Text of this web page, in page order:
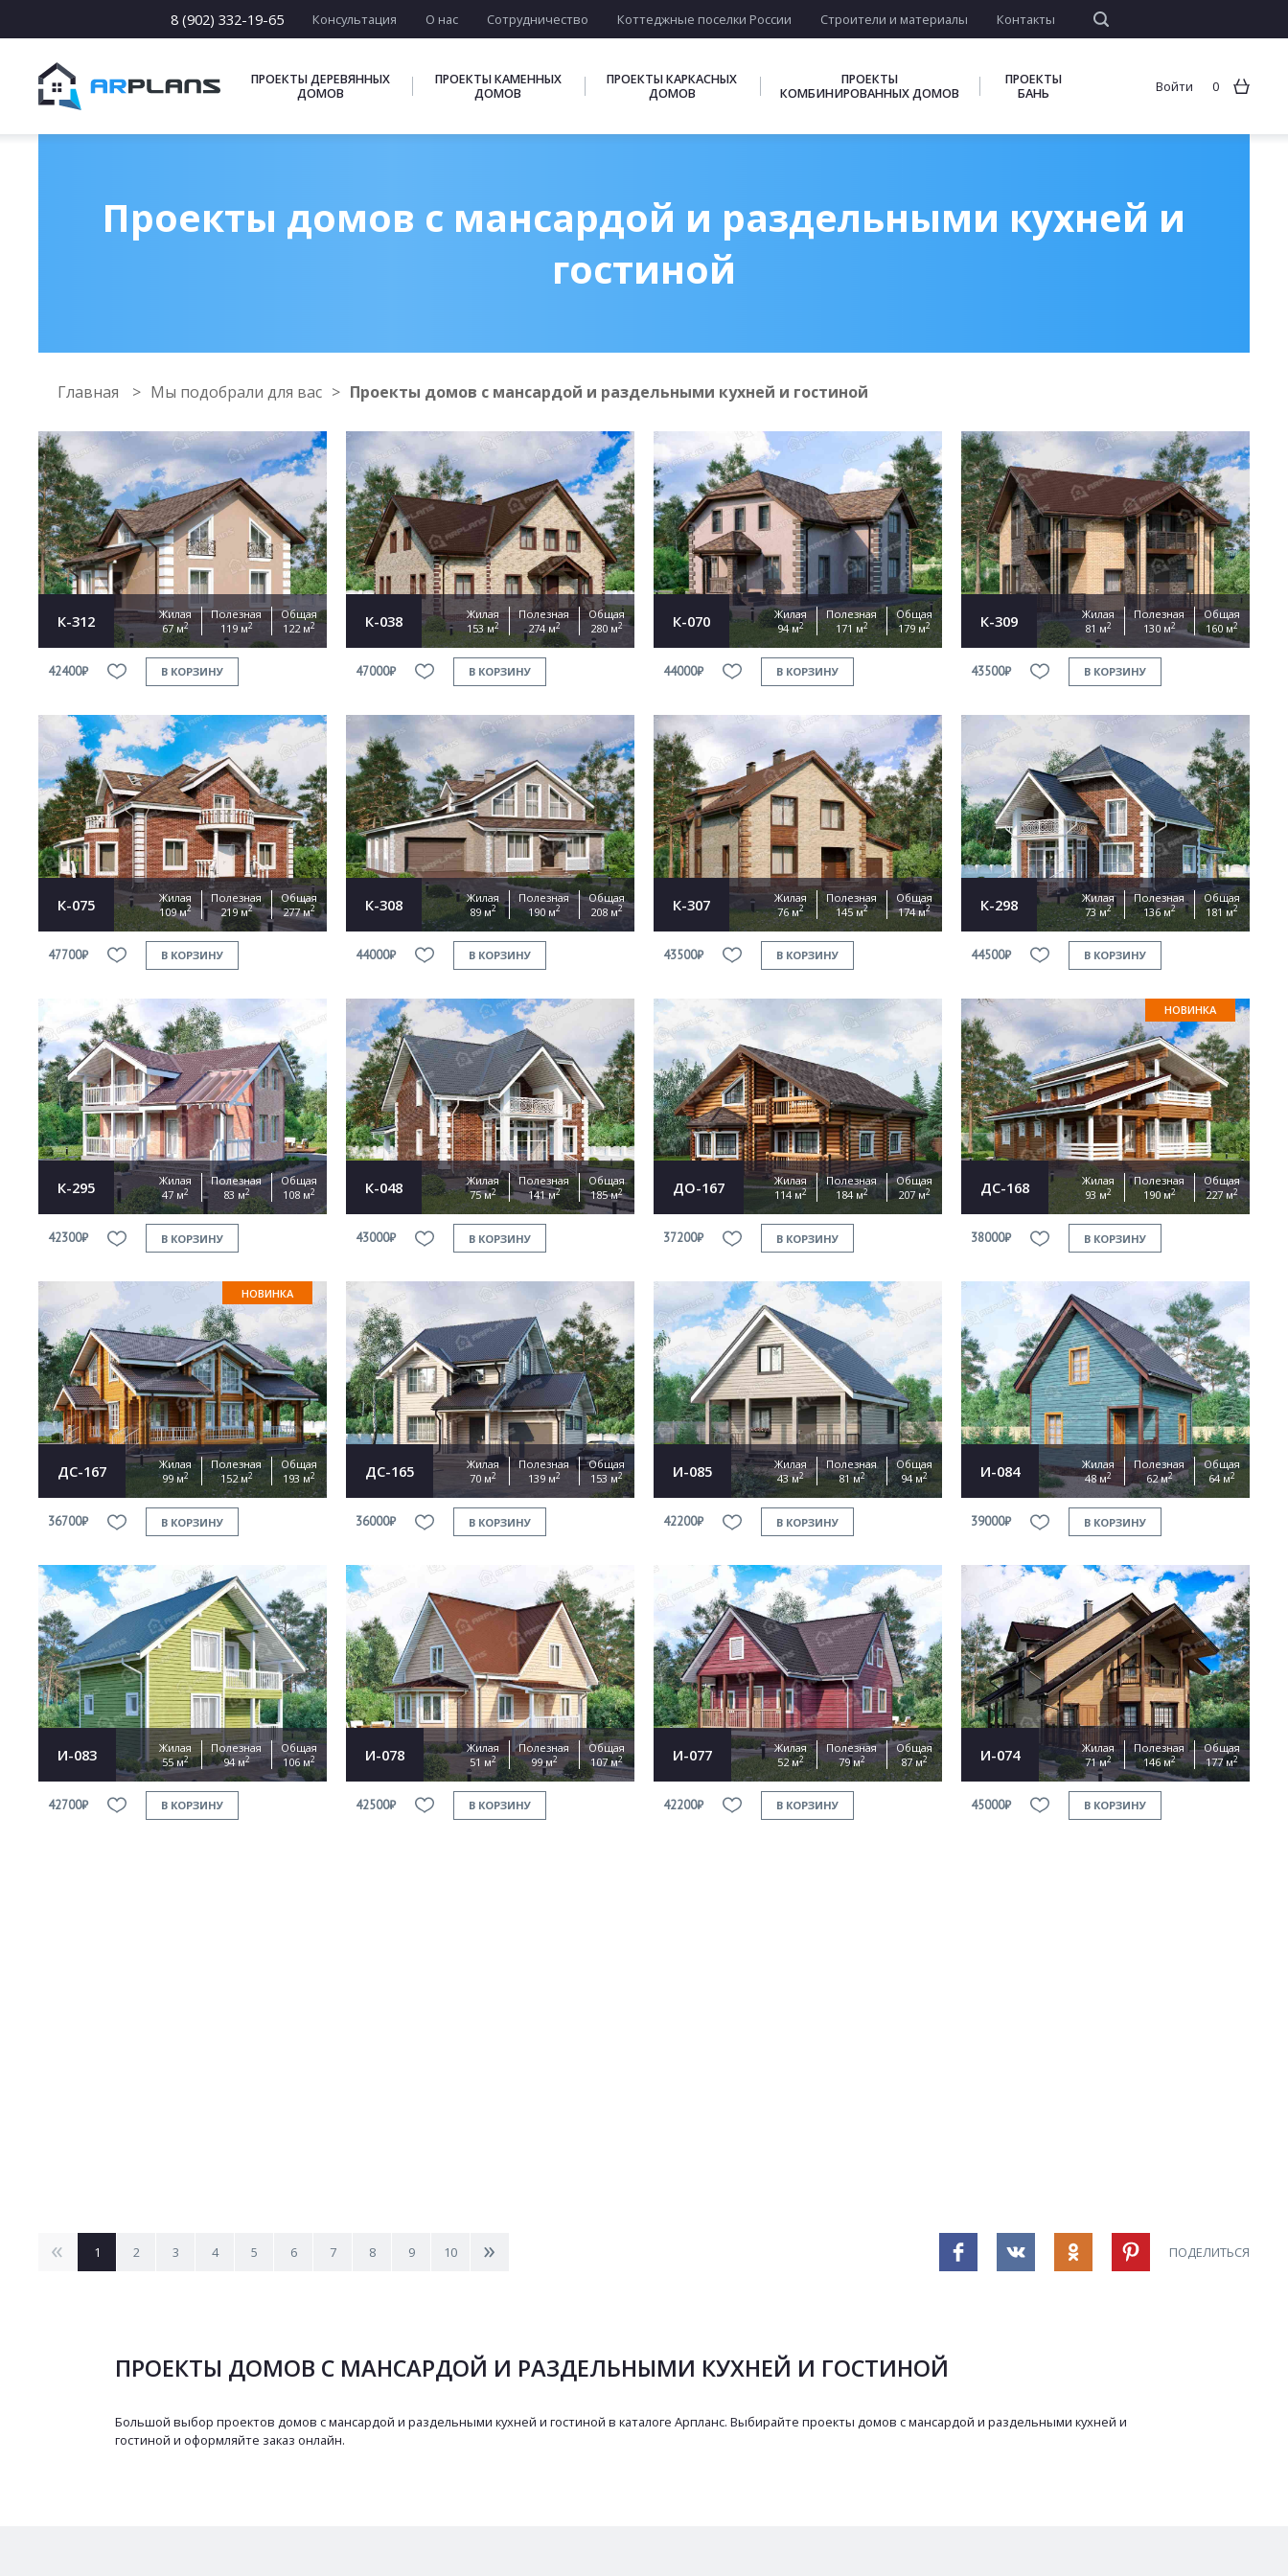
8 (902) 332-19-65 Консультация О нас Сотрудничество Коттеджные поселки России Строители и материалы Контакты
ПРОЕКТЫ ДЕРЕВЯННЫХ
ДОМОВ
ПРОЕКТЫ КАМЕННЫХ
ДОМОВ
ПРОЕКТЫ КАРКАСНЫХ
ДОМОВ
ПРОЕКТЫ
КОМБИНИРОВАННЫХ ДОМОВ
ПРОЕКТЫ
БАНЬ
Войти 0
Проекты домов с мансардой и раздельными кухней и
гостиной
Главная Мы подобрали для вас Проекты домов с мансардой и раздельными кухней и гостиной
К-312
Жилая
67 м2
Полезная
119 м2
Общая
122 м2
42400₽ В КОРЗИНУ
К-038
Жилая
153 м2
Полезная
274 м2
Общая
280 м2
47000₽ В КОРЗИНУ
К-070
Жилая
94 м2
Полезная
171 м2
Общая
179 м2
44000₽ В КОРЗИНУ
К-309
Жилая
81 м2
Полезная
130 м2
Общая
160 м2
43500₽ В КОРЗИНУ
К-075
Жилая
109 м2
Полезная
219 м2
Общая
277 м2
47700₽ В КОРЗИНУ
К-308
Жилая
89 м2
Полезная
190 м2
Общая
208 м2
44000₽ В КОРЗИНУ
К-307
Жилая
76 м2
Полезная
145 м2
Общая
174 м2
43500₽ В КОРЗИНУ
К-298
Жилая
73 м2
Полезная
136 м2
Общая
181 м2
44500₽ В КОРЗИНУ
К-295
Жилая
47 м2
Полезная
83 м2
Общая
108 м2
42300₽ В КОРЗИНУ
К-048
Жилая
75 м2
Полезная
141 м2
Общая
185 м2
43000₽ В КОРЗИНУ
ДО-167
Жилая
114 м2
Полезная
184 м2
Общая
207 м2
37200₽ В КОРЗИНУ
НОВИНКА
ДС-168
Жилая
93 м2
Полезная
190 м2
Общая
227 м2
38000₽ В КОРЗИНУ
НОВИНКА
ДС-167
Жилая
99 м2
Полезная
152 м2
Общая
193 м2
36700₽ В КОРЗИНУ
ДС-165
Жилая
70 м2
Полезная
139 м2
Общая
153 м2
36000₽ В КОРЗИНУ
И-085
Жилая
43 м2
Полезная
81 м2
Общая
94 м2
42200₽ В КОРЗИНУ
И-084
Жилая
48 м2
Полезная
62 м2
Общая
64 м2
39000₽ В КОРЗИНУ
И-083
Жилая
55 м2
Полезная
94 м2
Общая
106 м2
42700₽ В КОРЗИНУ
И-078
Жилая
51 м2
Полезная
99 м2
Общая
107 м2
42500₽ В КОРЗИНУ
И-077
Жилая
52 м2
Полезная
79 м2
Общая
87 м2
42200₽ В КОРЗИНУ
И-074
Жилая
71 м2
Полезная
146 м2
Общая
177 м2
45000₽ В КОРЗИНУ
< 1 2 3 4 5 6 7 8 9 10 > ПОДЕЛИТЬСЯ
ПРОЕКТЫ ДОМОВ С МАНСАРДОЙ И РАЗДЕЛЬНЫМИ КУХНЕЙ И ГОСТИНОЙ
Большой выбор проектов домов с мансардой и раздельными кухней и гостиной в каталоге Арпланс. Выбирайте проекты домов с мансардой и раздельными кухней и
гостиной и оформляйте заказ онлайн.
Прикрепить файл
Согласен на обработку персональных данных
This site is protected by reCAPTCHA and the Google Privacy PolicyandTerms of Service
apply.
ОТПРАВИТЬ
Продолжить покупки ОФОРМИТЬ ЗАКАЗ